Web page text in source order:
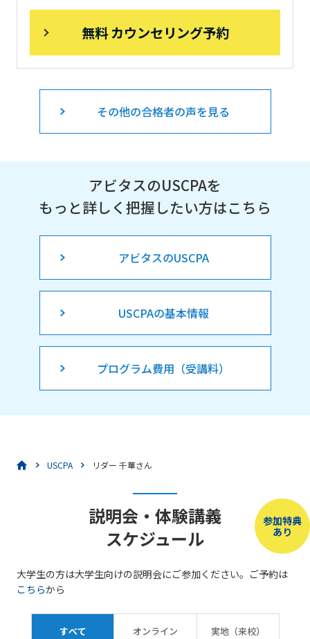
無料 カウンセリング予約
その他の合格者の声を見る
アビタスのUSCPAを
もっと詳しく把握したい方はこちら
アビタスのUSCPA
USCPAの基本情報
プログラム費用（受講料）
USCPA リダー 千華さん
参加特典
あり
説明会・体験講義
スケジュール
大学生の方は大学生向けの説明会にご参加ください。ご予約は
こちらから
すべて オンライン 実地（来校）